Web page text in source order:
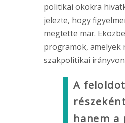
politikai okokra
jelezte, hogy
megtette már.
programok, amelyek
szakpolitikai
A
hanem a